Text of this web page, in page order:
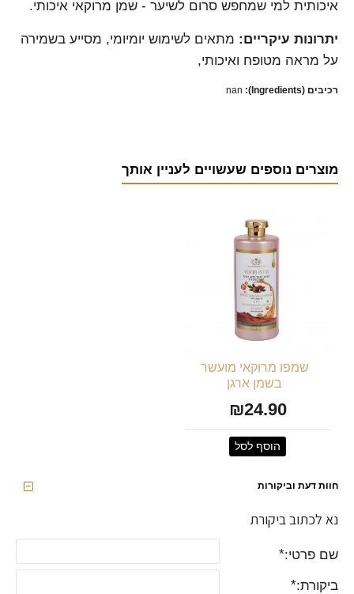
מוצרים נוספים שעשויים לעניין אותך
שמפו מרוקאי מועשר
בשמן ארגן
₪24.90
הוסף לסל
איכותית למי שמחפש סרום לשיער - שמן מרוקאי איכותי.
יתרונות עיקריים: מתאים לשימוש יומיומי, מסייע בשמירה
על מראה מטופח ואיכותי,
רכיבים (Ingredients):
חוות דעת וביקורות
נא לכתוב ביקורת
שם פרטי:
ביקורת: